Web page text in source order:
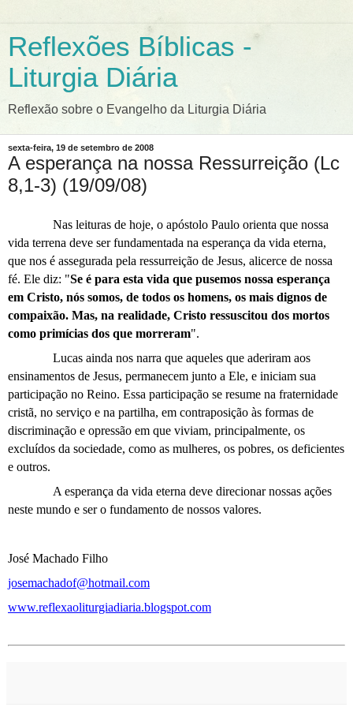
Reflexões Bíblicas -
Liturgia Diária
Reflexão sobre o Evangelho da Liturgia Diária
sexta-feira, 19 de setembro de 2008
A esperança na nossa Ressurreição (Lc
8,1-3) (19/09/08)
Nas leituras de hoje, o apóstolo Paulo orienta que nossa
vida terrena deve ser fundamentada na esperança da vida eterna,
que nos é assegurada pela ressurreição de Jesus, alicerce de nossa
fé. Ele diz: "Se é para esta vida que pusemos nossa esperança
em Cristo, nós somos, de todos os homens, os mais dignos de
compaixão. Mas, na realidade, Cristo ressuscitou dos mortos
como primícias dos que morreram".
Lucas ainda nos narra que aqueles que aderiram aos
ensinamentos de Jesus, permanecem junto a Ele, e iniciam sua
participação no Reino. Essa participação se resume na fraternidade
cristã, no serviço e na partilha, em contraposição às formas de
discriminação e opressão em que viviam, principalmente, os
excluídos da sociedade, como as mulheres, os pobres, os deficientes
e outros.
A esperança da vida eterna deve direcionar nossas ações
neste mundo e ser o fundamento de nossos valores.
José Machado Filho
josemachadof@hotmail.com
www.reflexaoliturgiadiaria.blogspot.com